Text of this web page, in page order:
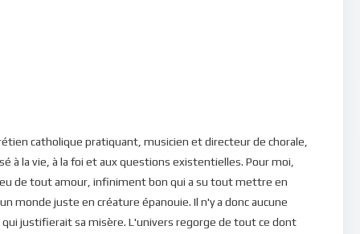
la présence du Christ et dispose-le à écouter.
catholique pratiquant, musicien et directeur de chorale,
à la vie, à la foi et aux questions existentielles. Pour moi,
de tout amour, infiniment bon qui a su tout mettre en
monde juste en créature épanouie. Il n'y a donc aucune
justifierait sa misère. L'univers regorge de tout ce dont